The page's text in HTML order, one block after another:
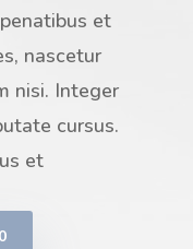
et
nascetur
nisi. Integer
cursus.
et